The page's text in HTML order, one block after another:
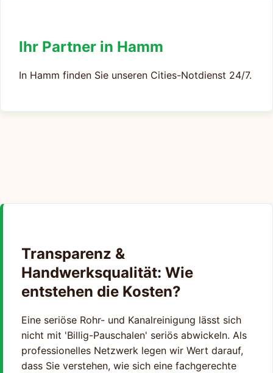
Ihr Partner in Hamm
In Hamm finden Sie unseren Cities-Notdienst 24/7.
Transparenz &
Handwerksqualität: Wie
entstehen die Kosten?
Eine seriöse Rohr- und Kanalreinigung lässt sich
nicht mit 'Billig-Pauschalen' seriös abwickeln. Als
professionelles Netzwerk legen wir Wert darauf,
dass Sie verstehen, wie sich eine fachgerechte